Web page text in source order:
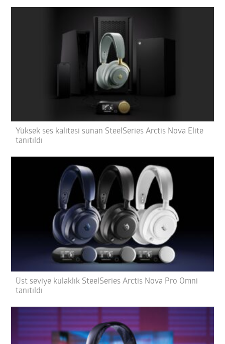
Yüksek ses kalitesi sunan SteelSeries Arctis Nova Elite
tanıtıldı
Üst seviye kulaklık SteelSeries Arctis Nova Pro Omni
tanıtıldı